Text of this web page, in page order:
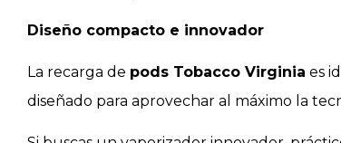
Diseño compacto e innovador
La recarga de pods Tobacco Virginia es
diseñado para aprovechar al máximo la